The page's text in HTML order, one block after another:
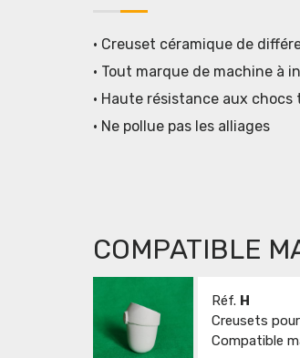
• Creuset céramique de
• Tout marque de machine à
• Haute résistance aux chocs
• Ne pollue pas les alliages
COMPATIBLE
Réf. H
Creusets
Compatible